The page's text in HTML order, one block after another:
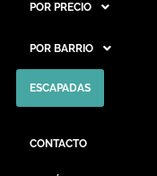
POR PRECIO
POR BARRIO
ESCAPADAS
CONTACTO